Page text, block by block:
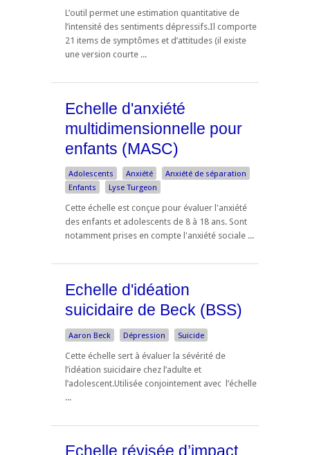
L’outil permet une estimation quantitative de
l’intensité des sentiments dépressifs.Il comporte
21 items de symptômes et d’attitudes (il existe
une version courte ...
Echelle d'anxiété
multidimensionnelle pour
enfants (MASC)
Adolescents Anxiété
Anxiété de séparation
Enfants
Lyse Turgeon
Cette échelle est conçue pour évaluer l'anxiété
des enfants et adolescents de 8 à 18 ans. Sont
notamment prises en compte l'anxiété sociale ...
Echelle d'idéation
suicidaire de Beck (BSS)
Aaron Beck Dépression Suicide
Cette échelle sert à évaluer la sévérité de
l’idéation suicidaire chez l’adulte et
l’adolescent.Utilisée conjointement avec l’échelle
...
Echelle révisée d’impact